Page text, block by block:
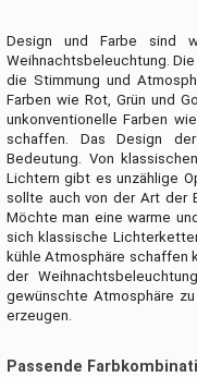
Design und Farbe sind
Weihnachtsbeleuchtung.
die Stimmung und
Farben wie Rot, Grün und
unkonventionelle Farben
schaffen. Das Design
Bedeutung. Von
Lichtern gibt es unzählige
sollte auch von der Art der
Möchte man eine warme
sich klassische
kühle Atmosphäre schaffen
der
gewünschte Atmosphäre
erzeugen.
Passende